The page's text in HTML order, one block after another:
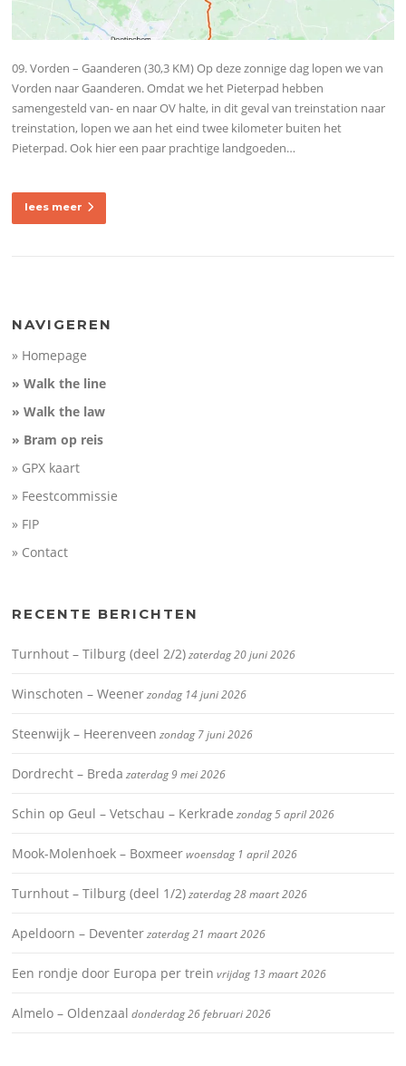
09. Vorden – Gaanderen (30,3 KM) Op deze zonnige dag lopen we van
Vorden naar Gaanderen. Omdat we het Pieterpad hebben
samengesteld van- en naar OV halte, in dit geval van treinstation naar
treinstation, lopen we aan het eind twee kilometer buiten het
Pieterpad. Ook hier een paar prachtige landgoeden…
lees meer
NAVIGEREN
» Homepage
» Walk the line
» Walk the law
» Bram op reis
» GPX kaart
» Feestcommissie
» FIP
» Contact
RECENTE BERICHTEN
Turnhout – Tilburg (deel 2/2)zaterdag 20 juni 2026
Winschoten – Weenerzondag 14 juni 2026
Steenwijk – Heerenveen zondag 7 juni 2026
Dordrecht – Breda zaterdag 9 mei 2026
Schin op Geul – Vetschau – Kerkrade zondag 5 april 2026
Mook-Molenhoek – Boxmeerwoensdag 1 april 2026
Turnhout – Tilburg (deel 1/2)zaterdag 28 maart 2026
Apeldoorn – Deventerzaterdag 21 maart 2026
Een rondje door Europa per trein vrijdag 13 maart 2026
Almelo – Oldenzaal donderdag 26 februari 2026